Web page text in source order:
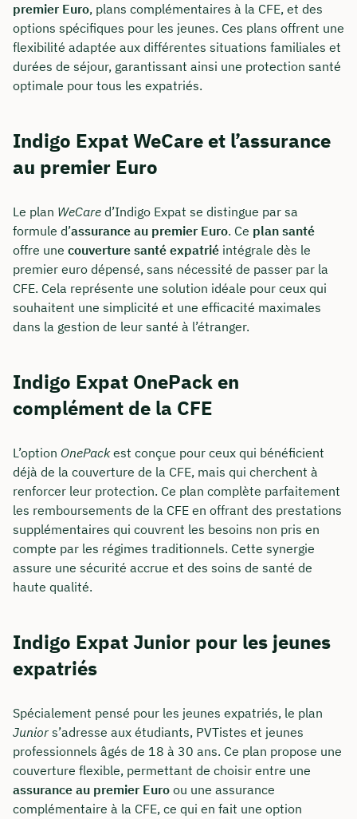
premier Euro, plans complémentaires à la CFE, et des
options spécifiques pour les jeunes. Ces plans offrent une
flexibilité adaptée aux différentes situations familiales et
durées de séjour, garantissant ainsi une protection santé
optimale pour tous les expatriés.
Indigo Expat WeCare et l’assurance
au premier Euro
Le plan WeCare d’Indigo Expat se distingue par sa
formule d’assurance au premier Euro. Ce plan santé
offre une couverture santé expatrié intégrale dès le
premier euro dépensé, sans nécessité de passer par la
CFE. Cela représente une solution idéale pour ceux qui
souhaitent une simplicité et une efficacité maximales
dans la gestion de leur santé à l’étranger.
Indigo Expat OnePack en
complément de la CFE
L’option OnePackest conçue pour ceux qui bénéficient
déjà de la couverture de la CFE, mais qui cherchent à
renforcer leur protection. Ce plan complète parfaitement
les remboursements de la CFE en offrant des prestations
supplémentaires qui couvrent les besoins non pris en
compte par les régimes traditionnels. Cette synergie
assure une sécurité accrue et des soins de santé de
haute qualité.
Indigo Expat Junior pour les jeunes
expatriés
Spécialement pensé pour les jeunes expatriés, le plan
Junior s’adresse aux étudiants, PVTistes et jeunes
professionnels âgés de 18 à 30 ans. Ce plan propose une
couverture flexible, permettant de choisir entre une
assurance au premier Euro ou une assurance
complémentaire à la CFE, ce qui en fait une option
Ou réservez une réunion web gratuite
Calcul de tous les coûts en direct et par
Apprenez à nous connaître personnellement,
en direct et en couleur
Réserver une réunion